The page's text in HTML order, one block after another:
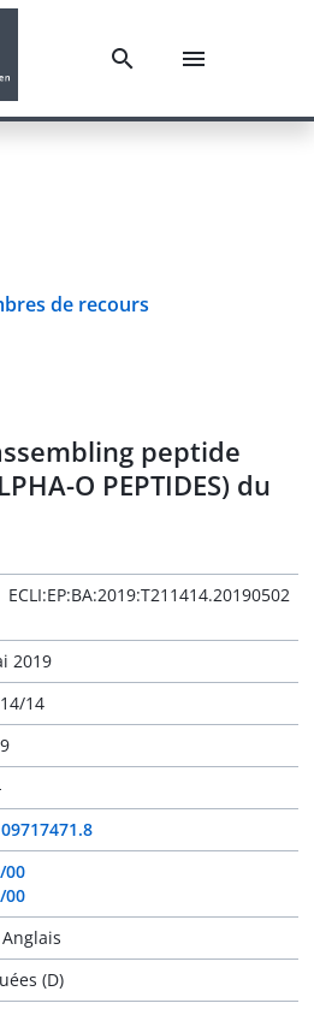
de recours
peptide
O PEPTIDES) du
ECLI:EP:BA:2019:T211414.20190502
2019
14
09717471.8
00
00
Anglais
(D)